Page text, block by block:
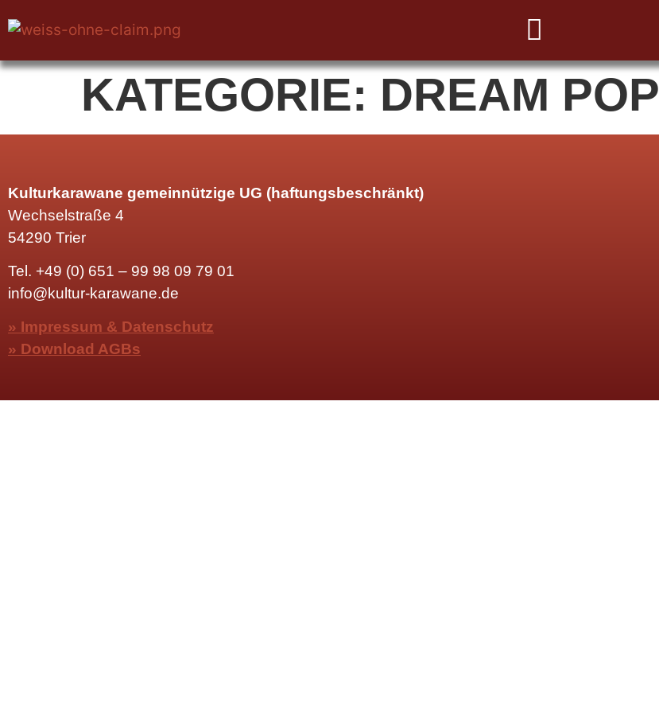
KATEGORIE: DREAM POP
Kulturkarawane gemeinnützige UG (haftungsbeschränkt)
Wechselstraße 4
54290 Trier
Tel. +49 (0) 651 – 99 98 09 79 01
info@kultur-karawane.de
» Impressum & Datenschutz
» Download AGBs